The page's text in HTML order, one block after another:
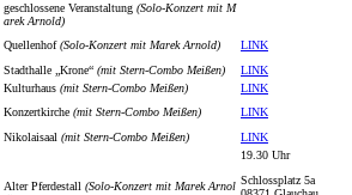
geschlossene Veranstaltung (Solo-Konzert mit M
arek Arnold)
Quellenhof(Solo-Konzert mit Marek Arnold)
LINK
Stadthalle „Krone“ (mit Stern-Combo Meißen)
LINK
Kulturhaus (mit Stern-Combo Meißen)
LINK
Konzertkirche (mit Stern-Combo Meißen)
LINK
Nikolaisaal (mit Stern-Combo Meißen) LINK
Alter Pferdestall (Solo-Konzert mit Marek Arnol
19.30 Uhr
Schlossplatz 5a